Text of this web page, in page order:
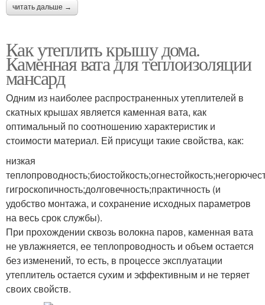
читать дальше →
Как утеплить крышу дома.
Каменная вата для теплоизоляции
мансард
Одним из наиболее распространенных утеплителей в
скатных крышах является каменная вата, как
оптимальный по соотношению характеристик и
стоимости материал. Ей присущи такие свойства, как:
низкая
гигроскопичность;долговечность;практичность (и
удобство монтажа, и сохранение исходных параметров
на весь срок службы).
При прохождении сквозь волокна паров, каменная вата
не увлажняется, ее теплопроводность и объем остается
без изменений, то есть, в процессе эксплуатации
утеплитель остается сухим и эффективным и не теряет
своих свойств.